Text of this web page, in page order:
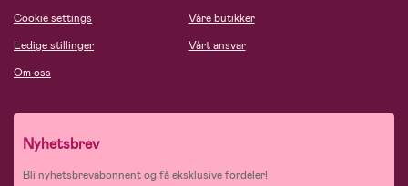
Cookie settings
Ledige stillinger
Om oss
Våre butikker
Vårt ansvar
Nyhetsbrev
Bli nyhetsbrevabonnent og få eksklusive fordeler!